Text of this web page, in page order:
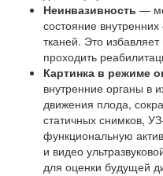
Неинвазивность —
состояние
тканей. Это
проходить
Картинка в режиме
внутренние органы в
движения плода,
статичных снимков,
функциональную
и видео
для оценки будущей